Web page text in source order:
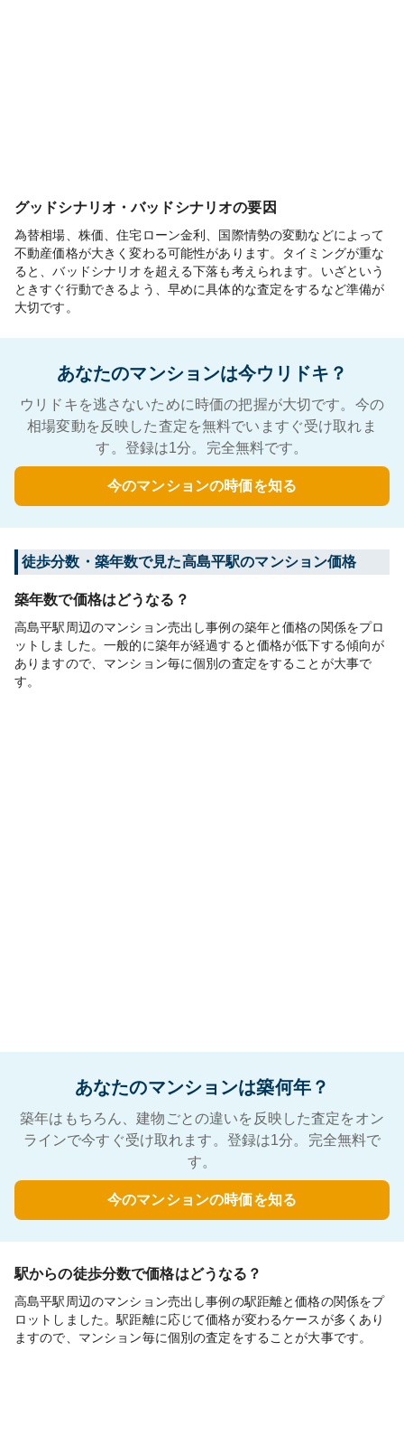
グッドシナリオ・バッドシナリオの要因
為替相場、株価、住宅ローン金利、国際情勢の変動などによって
不動産価格が大きく変わる可能性があります。タイミングが重な
ると、バッドシナリオを超える下落も考えられます。いざという
ときすぐ行動できるよう、早めに具体的な査定をするなど準備が
大切です。
あなたのマンションは今ウリドキ？
ウリドキを逃さないために時価の把握が大切です。今の
相場変動を反映した査定を無料でいますぐ受け取れま
す。登録は1分。完全無料です。
今のマンションの時価を知る
徒歩分数・築年数で見た高島平駅のマンション価格
築年数で価格はどうなる？
高島平駅周辺のマンション売出し事例の築年と価格の関係をプロ
ットしました。一般的に築年が経過すると価格が低下する傾向が
ありますので、マンション毎に個別の査定をすることが大事で
す。
あなたのマンションは築何年？
築年はもちろん、建物ごとの違いを反映した査定をオン
ラインで今すぐ受け取れます。登録は1分。完全無料で
す。
今のマンションの時価を知る
駅からの徒歩分数で価格はどうなる？
高島平駅周辺のマンション売出し事例の駅距離と価格の関係をプ
ロットしました。駅距離に応じて価格が変わるケースが多くあり
ますので、マンション毎に個別の査定をすることが大事です。